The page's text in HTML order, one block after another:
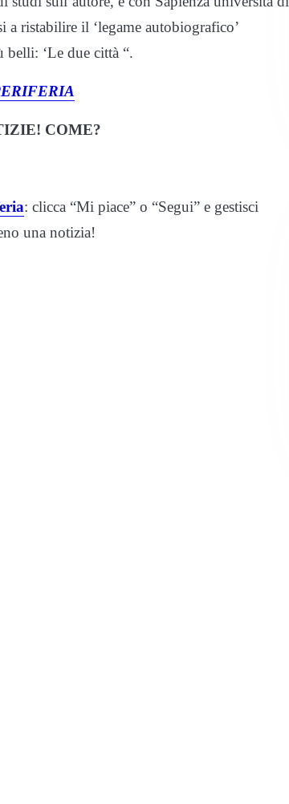
a ristabilire il ‘legame autobiografico’
‘Le due città “.
COME?
: clicca “Mi piace” o “Segui” e gestisci
una notizia!